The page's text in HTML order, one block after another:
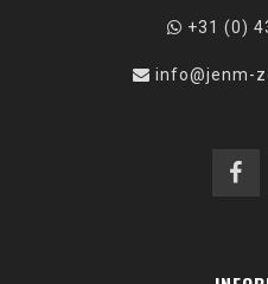
+31 (0)
info@jenm-